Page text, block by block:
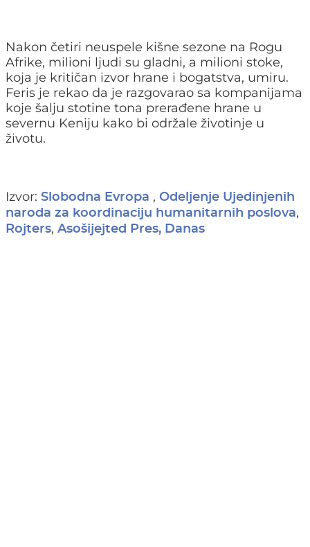
Nakon četiri neuspele kišne sezone na Rogu
Afrike, milioni ljudi su gladni, a milioni stoke,
koja je kritičan izvor hrane i bogatstva, umiru.
Feris je rekao da je razgovarao sa kompanijama
koje šalju stotine tona prerađene hrane u
severnu Keniju kako bi održale životinje u
životu.
Izvor: Slobodna Evropa , Odeljenje Ujedinjenih
naroda za koordinaciju humanitarnih poslova,
Rojters, Asošijejted Pres, Danas